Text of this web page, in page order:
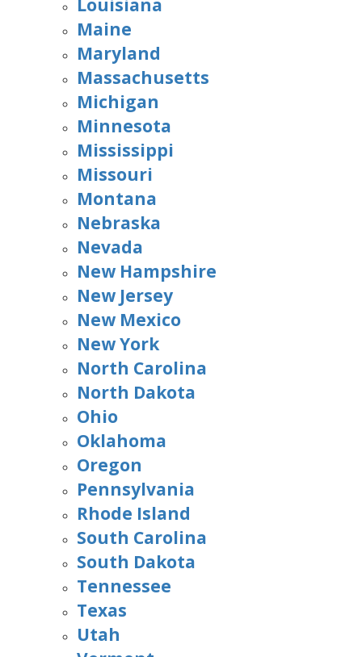
Louisiana
Maine
Maryland
Massachusetts
Michigan
Minnesota
Mississippi
Missouri
Montana
Nebraska
Nevada
New Hampshire
New Jersey
New Mexico
New York
North Carolina
North Dakota
Ohio
Oklahoma
Oregon
Pennsylvania
Rhode Island
South Carolina
South Dakota
Tennessee
Texas
Utah